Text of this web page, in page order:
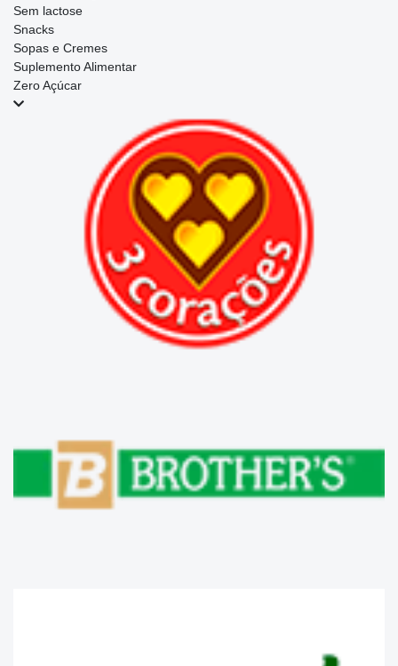
Sem lactose
Snacks
Sopas e Cremes
Suplemento Alimentar
Zero Açúcar